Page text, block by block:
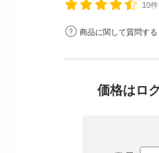
10件
商品に関して質問する
価格はロ